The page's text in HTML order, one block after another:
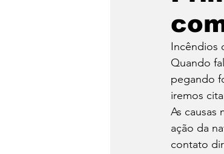
Turismo
Incêndios
Quando
pegando
iremos
As causas
ação da
contato